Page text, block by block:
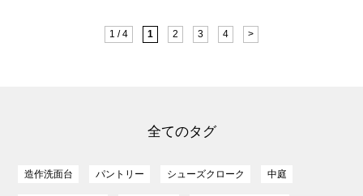
1 / 4 1 2 3 4 >
全てのタグ
造作洗面台 パントリー シューズクローク 中庭